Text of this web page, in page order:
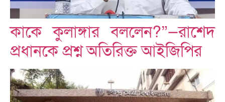
কাকে কুলাঙ্গার বললেন?”—রাশেদ
প্রধানকে প্রশ্ন অতিরিক্ত আইজিপির